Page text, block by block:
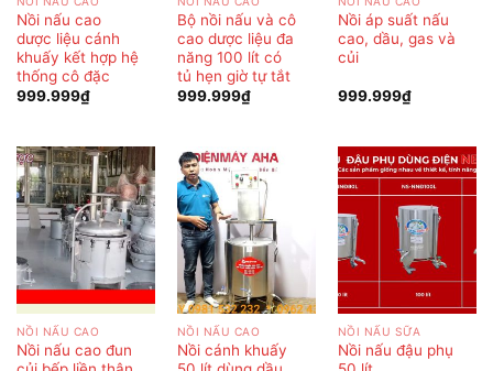
Nồi nấu cao
dược liệu cánh
khuấy kết hợp hệ
thống cô đặc
999.999₫
Bộ nồi nấu và cô
cao dược liệu đa
năng 100 lít có
tủ hẹn giờ tự tắt
999.999₫
Nồi áp suất nấu
cao, dầu, gas và
củi
999.999₫
NỒI NẤU CAO
Nồi nấu cao đun
NỒI NẤU CAO
Nồi cánh khuấy
NỒI NẤU SỮA
Nồi nấu đậu phụ